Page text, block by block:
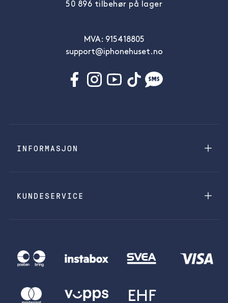
50 896 tilbehør på lager
MVA: 915418805
support@iphonehuset.no
INFORMASJON
KUNDESERVICE